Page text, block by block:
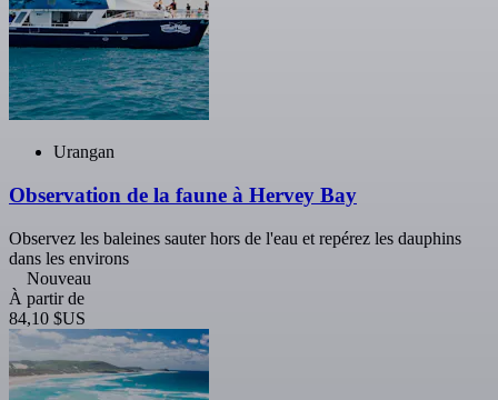
Urangan
Observation de la faune à Hervey Bay
Observez les baleines sauter hors de l'eau et repérez les dauphins
dans les environs
Nouveau
À partir de
84,10 $US